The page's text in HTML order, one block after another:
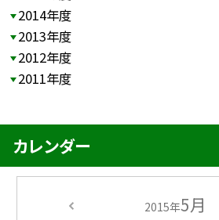
2014年度
2013年度
2012年度
2011年度
カレンダー
2015年5月